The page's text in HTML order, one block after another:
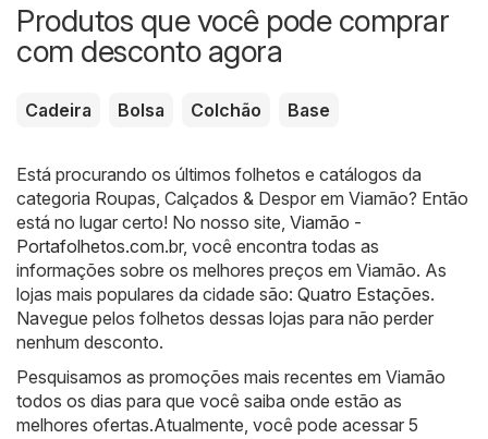
Produtos que você pode comprar
com desconto agora
Cadeira Bolsa Colchão Base
Está procurando os últimos folhetos e catálogos da
categoria Roupas, Calçados & Despor em Viamão? Então
está no lugar certo! No nosso site, Viamão -
Portafolhetos.com.br, você encontra todas as
informações sobre os melhores preços em Viamão. As
lojas mais populares da cidade são: Quatro Estações.
Navegue pelos folhetos dessas lojas para não perder
nenhum desconto.
Pesquisamos as promoções mais recentes em Viamão
todos os dias para que você saiba onde estão as
melhores ofertas.Atualmente, você pode acessar 5